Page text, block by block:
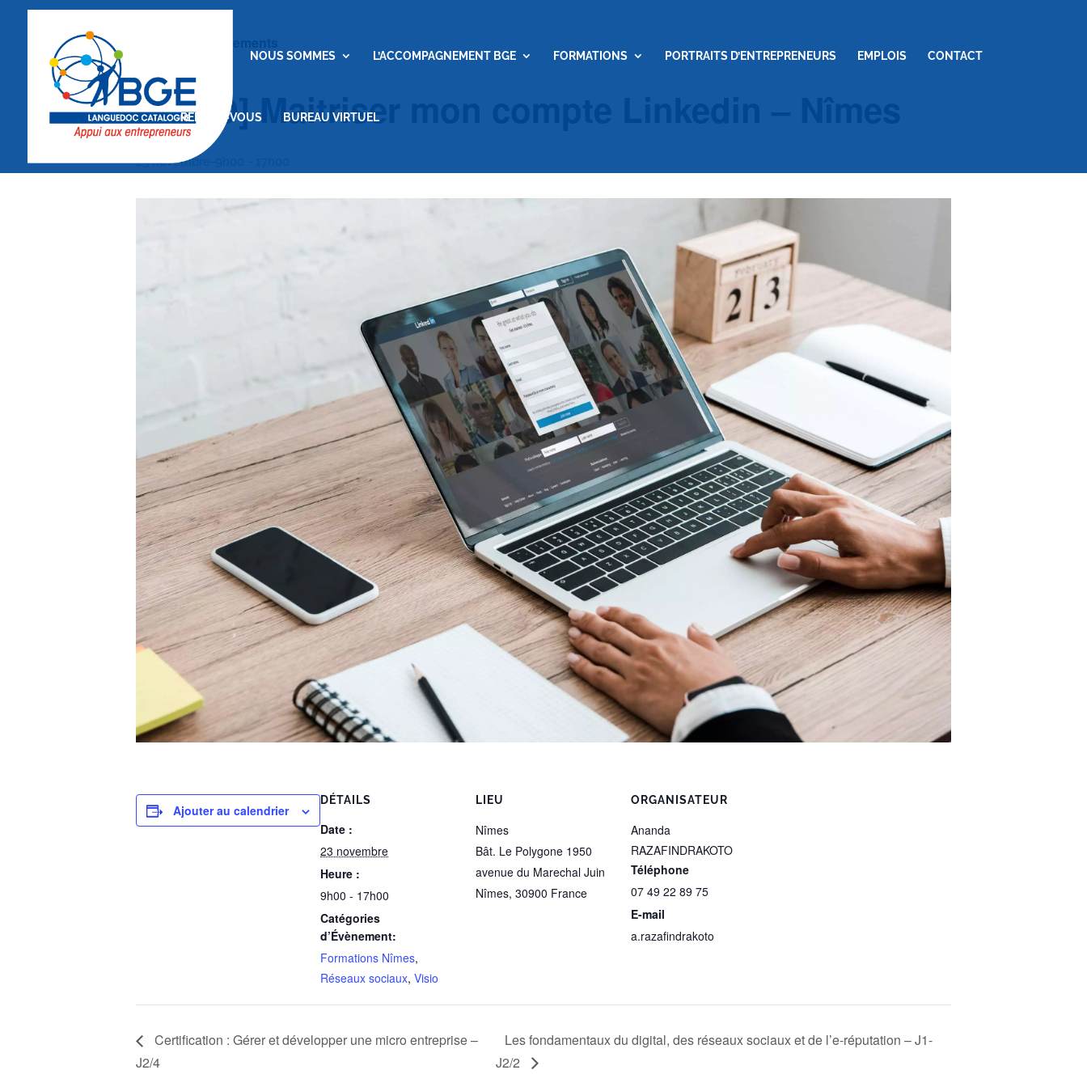
NOUS SOMMES L’ACCOMPAGNEMENT BGE FORMATIONS PORTRAITS D’ENTREPRENEURS EMPLOIS CONTACT
RENDEZ-VOUS BUREAU VIRTUEL
[VISIO] Maitriser mon compte Linkedin – Nîmes
23 novembre-9h00
Ajouter au calendrier
DÉTAILS
Date :
23 novembre
Heure :
9h00 - 17h00
Catégories
d’Évènement:
Formations Nîmes,
Réseaux sociaux, Visio
LIEU
Nîmes
Bât. Le Polygone 1950
avenue du Marechal Juin
Nîmes, 30900 France
ORGANISATEUR
Ananda
RAZAFINDRAKOTO
Téléphone
07 49 22 89 75
E-mail
a.razafindrakoto
Certification : Gérer et développer une micro entreprise –
J2/4
Les fondamentaux du digital, des réseaux sociaux et de l’e-réputation – J1-
J2/2